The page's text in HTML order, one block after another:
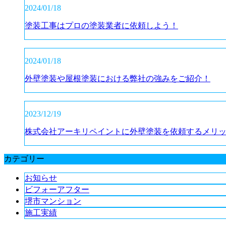
2024/01/18
塗装工事はプロの塗装業者に依頼しよう！
2024/01/18
外壁塗装や屋根塗装における弊社の強みをご紹介！
2023/12/19
株式会社アーキリペイントに外壁塗装を依頼するメリ
カテゴリー
お知らせ
ビフォーアフター
堺市マンション
施工実績